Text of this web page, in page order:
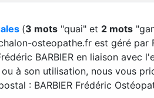
(3 mots "quai" et 2 mots
osteopathe.fr est géré par
BARBIER en liaison
à son utilisation, nous vous
: BARBIER Frédéric